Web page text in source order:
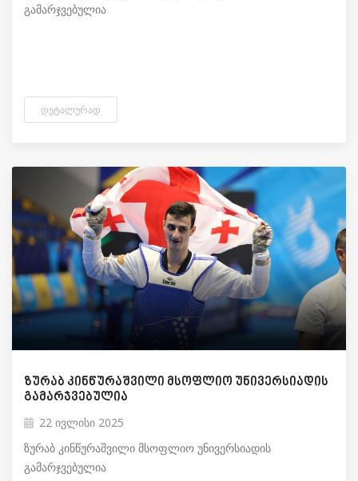
გამარჯვებულია
ᲓᲔᲢᲐᲚᲣᲠᲐᲓ
ზურაბ კინწურაშვილი მსოფლიო უნივერსიადის
გამარჯვებულია
22 ივლისი 2025
ზურაბ კინწურაშვილი მსოფლიო უნივერსიადის
გამარჯვებულია